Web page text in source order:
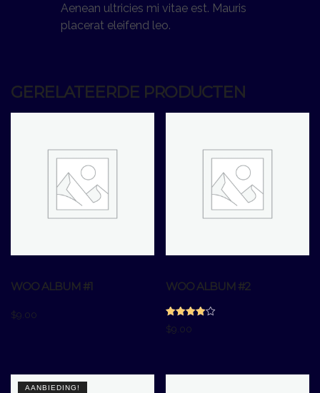
Aenean ultricies mi vitae est. Mauris
placerat eleifend leo.
GERELATEERDE PRODUCTEN
WOO ALBUM #1
$9.00
WOO ALBUM #2
Gewaardeerd
4.00
$9.00
AANBIEDING!